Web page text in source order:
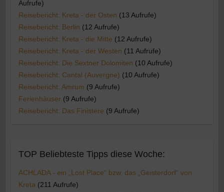
Aufrufe)
Reisebericht: Kreta - der Osten (13 Aufrufe)
Reisebericht: Berlin (12 Aufrufe)
Reisebericht: Kreta - die Mitte (12 Aufrufe)
Reisebericht: Kreta - der Westen (11 Aufrufe)
Reisebericht: Die Sextner Dolomiten (10 Aufrufe)
Reisebericht: Cantal (Auvergne) (10 Aufrufe)
Reisebericht: Amrum (9 Aufrufe)
Ferienhäuser (9 Aufrufe)
Reisebericht: Das Finistere (9 Aufrufe)
TOP Beliebteste Tipps diese Woche:
ACHLADA - ein „Lost Place“ bzw. das „Geisterdorf“ von
Kreta (211 Aufrufe)